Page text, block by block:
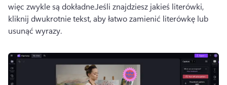
więc zwykle są dokładne.Jeśli znajdziesz jakieś literówki,
kliknij dwukrotnie tekst, aby łatwo zamienić literówkę lub
usunąć wyrazy.